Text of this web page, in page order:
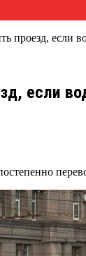
проезд, если
если